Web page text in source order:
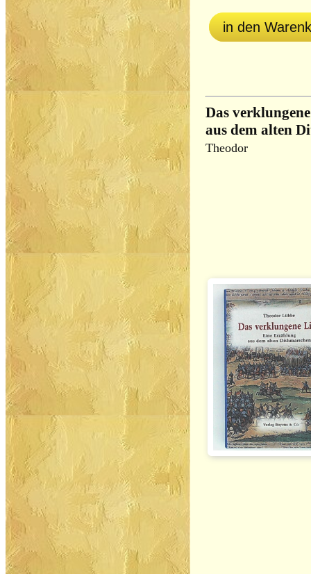
in den
Das
aus dem alten
Theodor